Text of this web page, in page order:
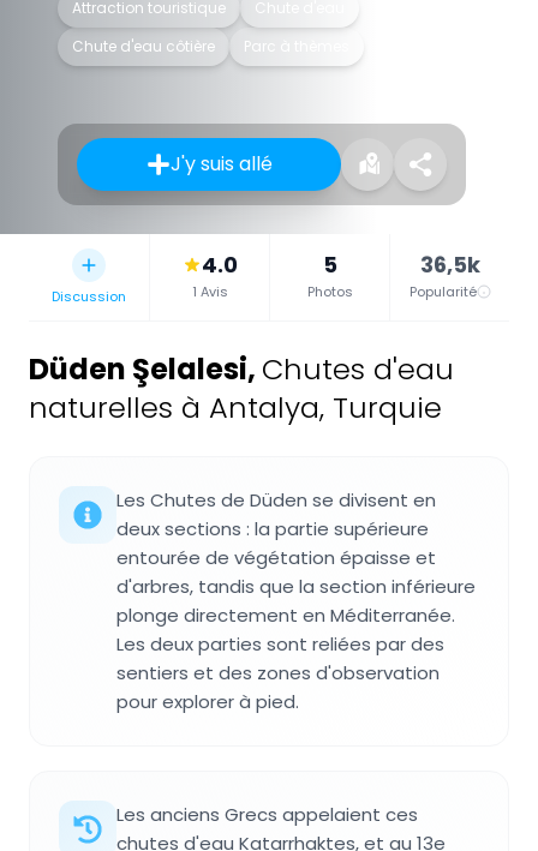
Attraction touristique
Chute d'eau
Chute d'eau côtière
Parc à thèmes
J'y suis allé
Discussion
4.0
1 Avis
5
Photos
36,5k
Popularité
Düden Şelalesi, Chutes d'eau
naturelles à Antalya, Turquie
Les Chutes de Düden se divisent en
deux sections : la partie supérieure
entourée de végétation épaisse et
d'arbres, tandis que la section inférieure
plonge directement en Méditerranée.
Les deux parties sont reliées par des
sentiers et des zones d'observation
pour explorer à pied.
Les anciens Grecs appelaient ces
chutes d'eau Katarrhaktes, et au 13e